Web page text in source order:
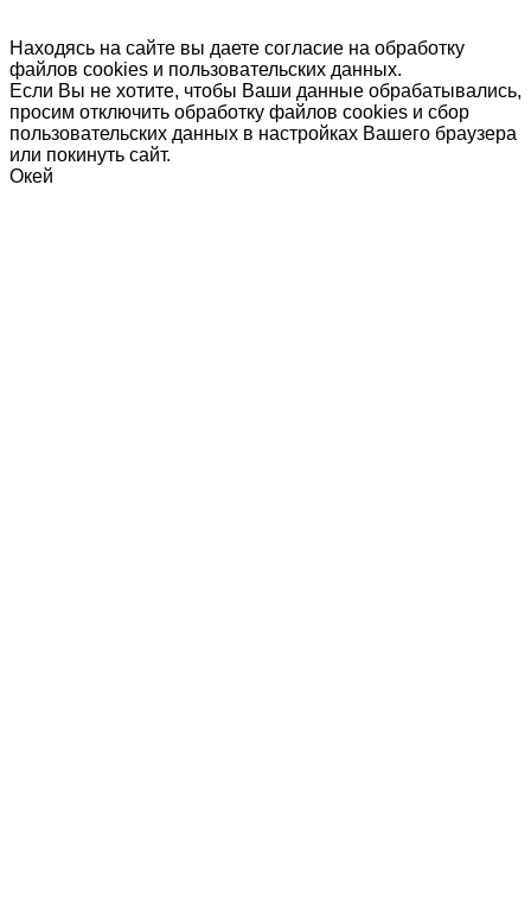
Находясь на сайте вы даете согласие на обработку
файлов cookies и пользовательских данных.
Если Вы не хотите, чтобы Ваши данные обрабатывались,
просим отключить обработку файлов cookies и сбор
пользовательских данных в настройках Вашего браузера
или покинуть сайт.
Окей